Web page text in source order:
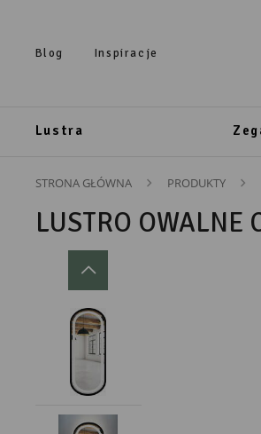
Blog Inspiracje
Lustra
STRONA GŁÓWNA PRODUKTY
LUSTRO OWALNE